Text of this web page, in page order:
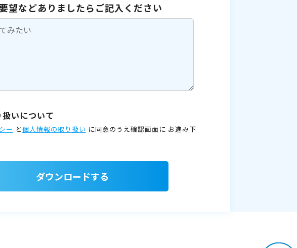
望などありましたらご記入ください
いについて
ー と個人情報の取り扱い に同意のうえ確認画面に お進み下
ダウンロードする